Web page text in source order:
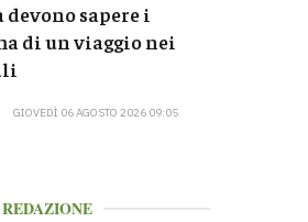
sapere i
di un viaggio nei
GIOVEDÌ 06 AGOSTO 2026 09:05